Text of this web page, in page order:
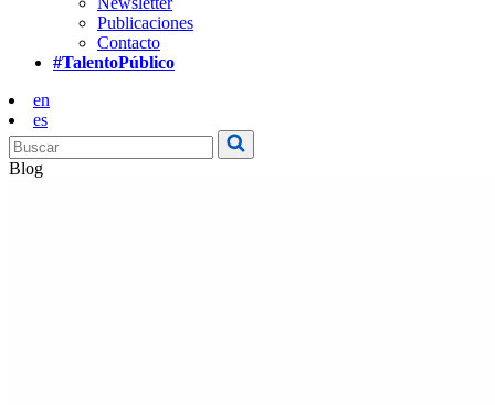
Publicaciones
Contacto
#TalentoPúblico
en
es
Blog